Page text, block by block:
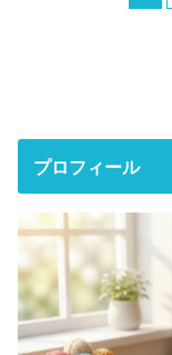
プロフィール